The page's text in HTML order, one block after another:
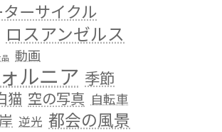
ターサイクル
ロスアンゼルス
動画
ルニア 季節
猫 空の写真 自転車
逆光 都会の風景